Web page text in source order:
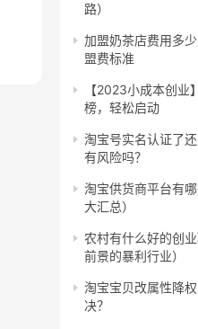
路）
加盟奶茶店费用多
盟费标准
【2023小成本创
榜，轻松启动
淘宝号实名认证了
有风险吗？
淘宝供货商平台有
大汇总）
农村有什么好的创
前景的暴利行业）
淘宝宝贝改属性降
决？